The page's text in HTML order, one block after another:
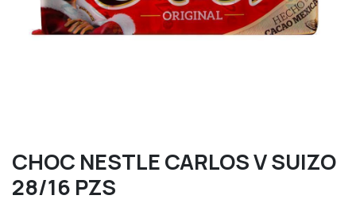
CHOC NESTLE CARLOS V SUIZO
28/16 PZS